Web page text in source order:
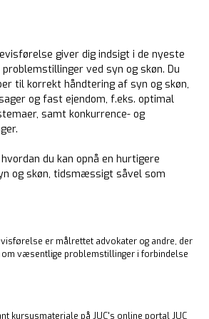
giver dig indsigt i de nyeste
ved syn og skøn. Du
til korrekt håndtering af syn og skøn,
og fast ejendom, f.eks. optimal
samt konkurrence- og
du kan opnå en hurtigere
og skøn, tidsmæssigt såvel som
er målrettet advokater og andre, der
væsentlige problemstillinger i forbindelse
kursusmateriale på JUC's online portal JUC